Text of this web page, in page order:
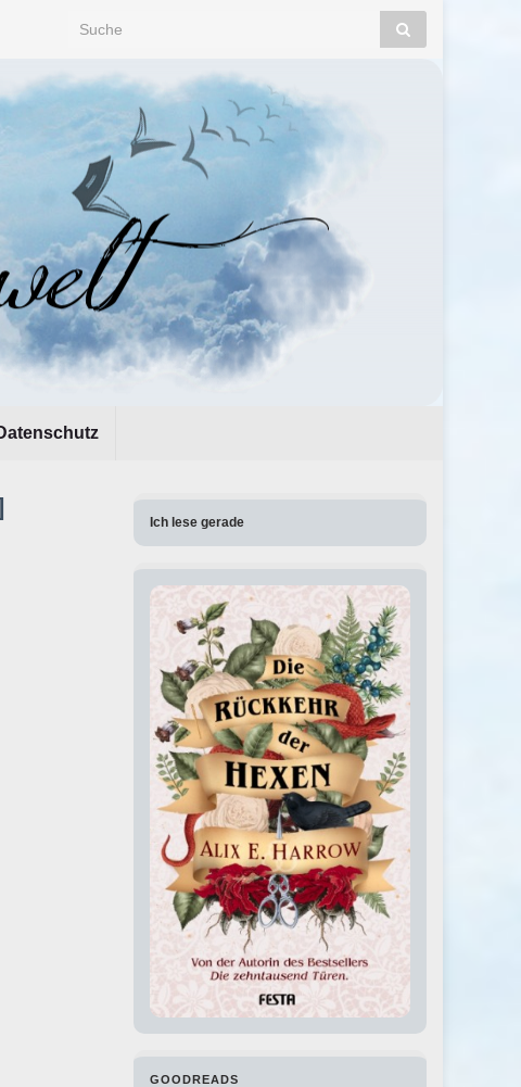
Ich lese gerade
GOODREADS